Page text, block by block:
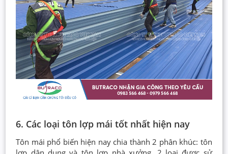
6. Các loại tôn lợp mái tốt nhất hiện nay
Tôn mái phổ biến hiện nay chia thành 2 phân khúc: tôn